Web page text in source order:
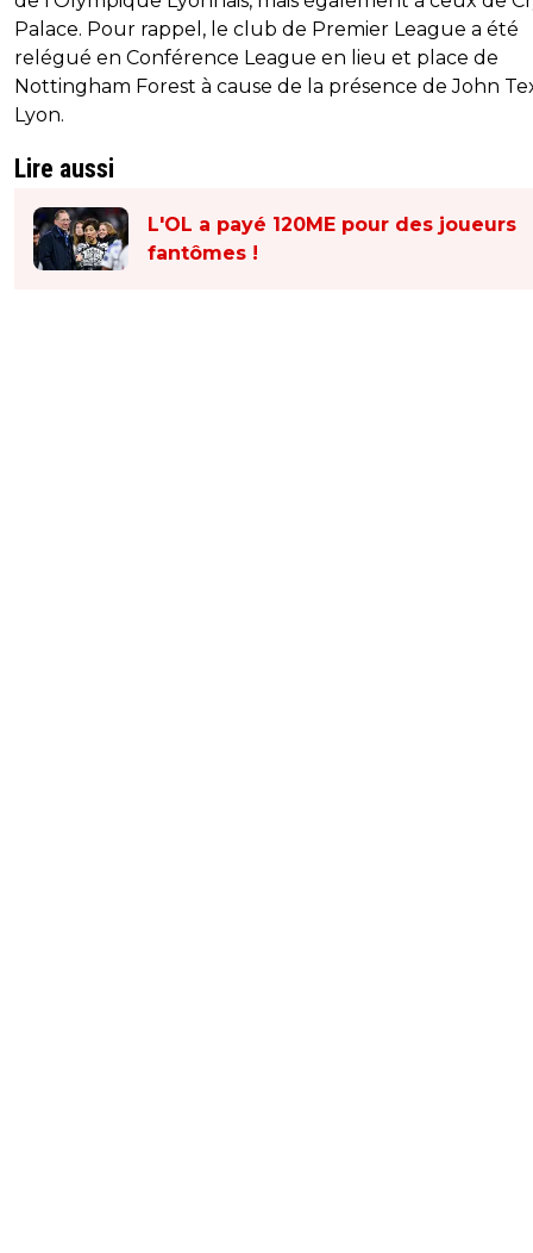
Palace. Pour rappel, le club de Premier League a été
relégué en Conférence League en lieu et place de
Nottingham Forest à cause de la présence de John
Lyon.
Lire aussi
L'OL a payé 120ME pour des joueurs
fantômes !